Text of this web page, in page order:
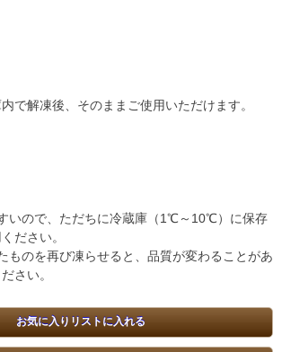
で解凍後、そのままご使用いただけます。
いので、ただちに冷蔵庫（1℃～10℃）に保存
ださい。
ものを再び凍らせると、品質が変わることがあ
さい。